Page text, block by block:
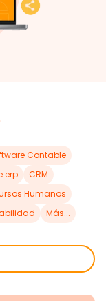
Contable
erp
CRM
Humanos
Más...